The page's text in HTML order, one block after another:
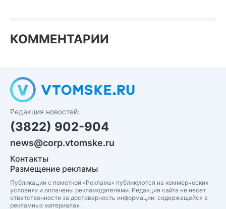
КОММЕНТАРИИ
Редакция новостей:
(3822) 902-904
news@corp.vtomske.ru
Контакты
Размещение рекламы
Публикации с пометкой «Реклама» публикуются на коммерческих
условиях и оплачены рекламодателями. Редакция сайта не несет
ответственности за достоверность информации, содержащейся в
рекламных материалах.